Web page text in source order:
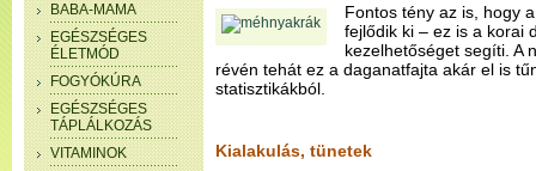
BABA-MAMA
EGÉSZSÉGES
ÉLETMÓD
FOGYÓKÚRA
EGÉSZSÉGES
TÁPLÁLKOZÁS
VITAMINOK
Fontos tény az is, hogy
fejlődik ki – ez is a korai
kezelhetőséget segíti. A
révén tehát ez a daganatfajta akár el is
statisztikákból.
Kialakulás, tünetek